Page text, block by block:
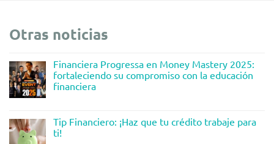
Otras noticias
Financiera Progressa en Money Mastery 2025:
fortaleciendo su compromiso con la educación
financiera
Tip Financiero: ¡Haz que tu crédito trabaje para
ti!